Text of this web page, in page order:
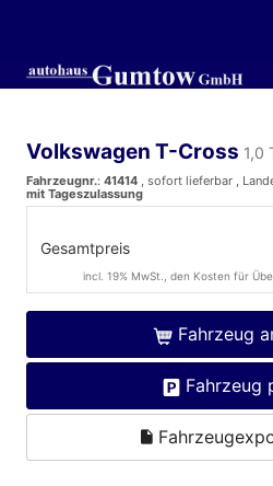
Volkswagen T-Cross 1,0
Fahrzeugnr.: 41414 , sofort lieferbar ,
mit Tageszulassung
Gesamtpreis
incl. 19% MwSt., den Kosten für
Fahrzeug
Fahrzeug